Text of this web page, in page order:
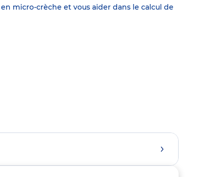
micro-crèche et vous aider dans le calcul de